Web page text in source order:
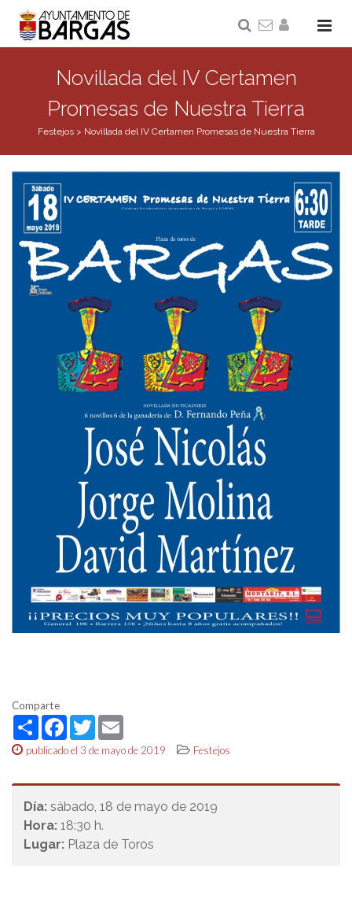
Novillada del IV Certamen
Promesas de Nuestra Tierra
Festejos> Novillada del IV Certamen Promesas de Nuestra Tierra
Comparte
ShareFacebook
Twitter
publicado el 3 de mayo de 2019 Festejos
Día: sábado, 18 de mayo de 2019
Hora: 18:30 h.
Lugar: Plaza de Toros